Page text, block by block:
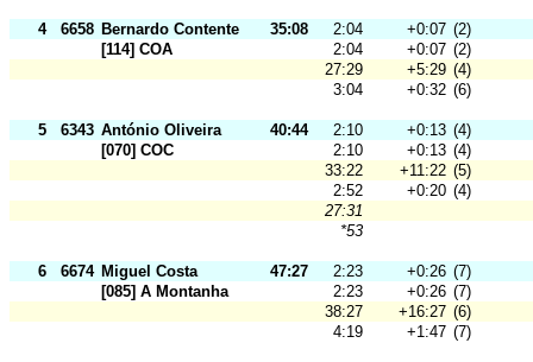
4 6658 Bernardo Contente 35:08 2:04 +0:07 (2)
[114] COA
2:04 +0:07 (2)
27:29
+5:29 (4)
3:04
+0:32 (6)
5 6343 António Oliveira 40:44 2:10 +0:13 (4)
[070] COC
2:10 +0:13 (4)
33:22
+11:22 (5)
2:52
+0:20 (4)
27:31
*53
6 6674 Miguel Costa 47:27 2:23 +0:26 (7)
[085] A Montanha
2:23 +0:26 (7)
38:27
+16:27 (6)
4:19
+1:47 (7)